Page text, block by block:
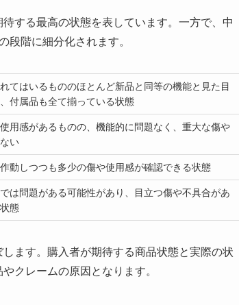
する最高の状態を表しています。一方で、中
段階に細分化されます。
てはいるもののほとんど新品と同等の機能と見た目
付属品も全て揃っている状態
用感があるものの、機能的に問題なく、重大な傷や
い
動しつつも多少の傷や使用感が確認できる状態
は問題がある可能性があり、目立つ傷や不具合があ
態
ます。購入者が期待する商品状態と実際の状
クレームの原因となります。